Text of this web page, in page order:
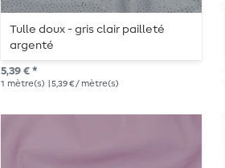
Tulle doux - gris clair pailleté
argenté
5,39 € *
1 mètre(s) | 5,39 € / mètre(s)